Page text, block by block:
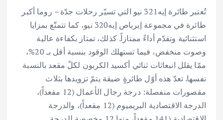
تُعتبر طائرة إيه321 نيو التي تسيّر رحلات جدّة – روما أكبر
طائرة في مجموعة إيرباص إيه320 نيو، كما تتمتّع بمزايا
استثنائية وتقدّم أداءً ممتازاً. كذلك، تمتاز بكفاءة عالية
وصوت منخفض، فيما تستهلك الوقود بنسبة أقل بـ 20%،
ممّا يقلل انبعاثات ثنائي أكسيد الكربون لكلّ مقعد بالنسبة
نفسها. تعدّ هذه أوّل طائرةٍ ضيقة يتمّ تزويدها بثلاث
مقصورات منفصلة: درجة رجال الأعمال (12 مقعداً)،
الدرجة الاقتصادية البريميوم (12 مقعداً)، والدرجة